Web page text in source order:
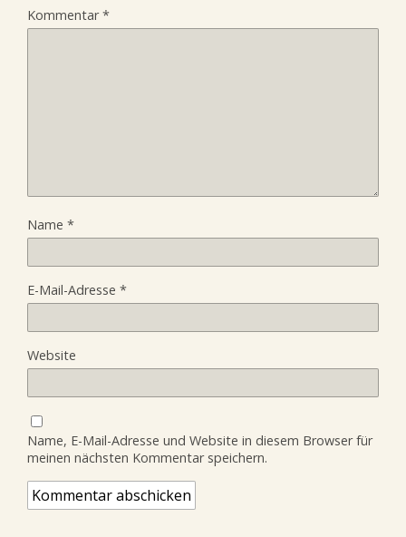
Kommentar*
Name *
E-Mail-Adresse *
Website
Name, E-Mail-Adresse und Website in diesem Browser für
meinen nächsten Kommentar speichern.